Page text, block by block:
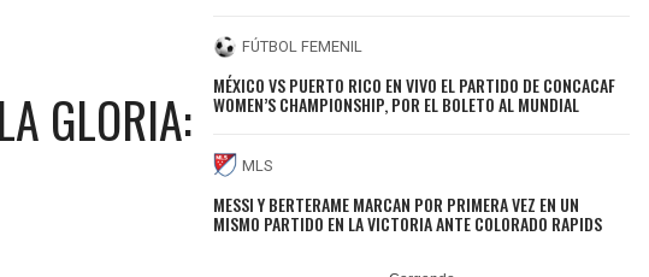
GLORIA:
FÚTBOL FEMENIL
MÉXICO VS PUERTO RICO EN VIVO EL PARTIDO DE CONCACAF
WOMEN’S CHAMPIONSHIP, POR EL BOLETO AL MUNDIAL
MLS
MESSI Y BERTERAME MARCAN POR PRIMERA VEZ EN UN
MISMO PARTIDO EN LA VICTORIA ANTE COLORADO RAPIDS